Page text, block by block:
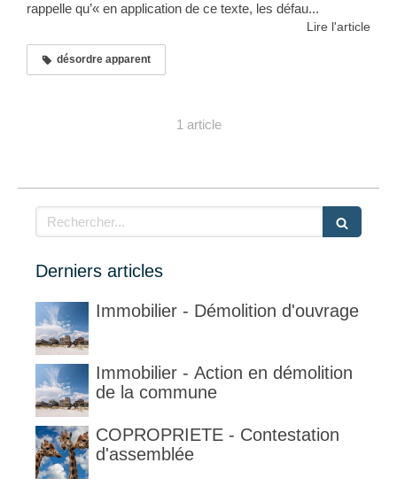
rappelle qu’« en application de ce texte, les défau...
Lire l'article
désordre apparent
1 article
Rechercher
Derniers articles
Immobilier - Démolition d'ouvrage
Immobilier - Action en démolition
de la commune
COPROPRIETE - Contestation
d'assemblée